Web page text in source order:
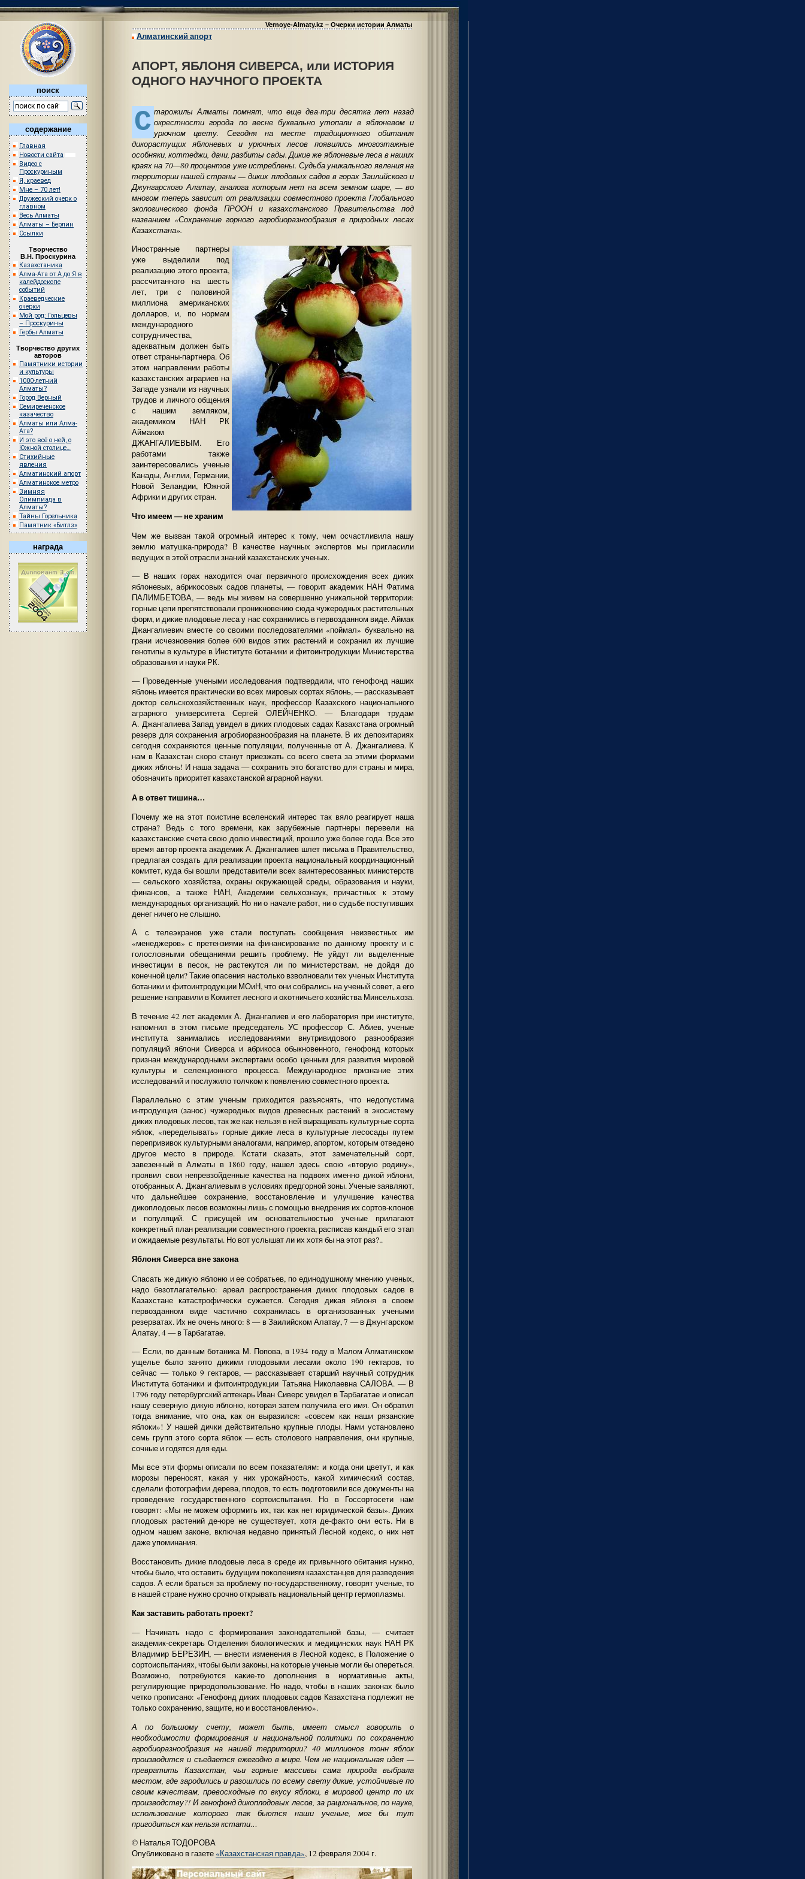
поиск
содержание
Главная
Новости сайта
Видео с
Проскуриным
Я, краевед
Мне – 70 лет!
Дружеский очерк о
главном
Весь Алматы
Алматы – Берлин
Ссылки
Творчество
В.Н. Проскурина
Казахстаника
Алма-Ата от А до Я в
калейдоскопе
событий
Краеведческие
очерки
Мой род: Гольцевы
– Проскурины
Гербы Алматы
Творчество других
авторов
Памятники истории
и культуры
1000-летний
Алматы?
Город Верный
Семиреченское
казачество
Алматы или Алма-
Ата?
И это всё о ней, о
Южной столице…
Стихийные
явления
Алматинский апорт
Алматинское метро
Зимняя
Олимпиада в
Алматы?
Тайны Горельника
Памятник «Битлз»
награда
Vernoye-Almaty.kz – Очерки истории Алматы
Алматинский апорт
АПОРТ, ЯБЛОНЯ СИВЕРСА, или ИСТОРИЯ
ОДНОГО НАУЧНОГО ПРОЕКТА
С тарожилы Алматы помнят, что еще два-три десятка лет назад
окрестности города по весне буквально утопали в яблоневом и
урючном цвету. Сегодня на месте традиционного обитания
дикорастущих яблоневых и урючных лесов появились многоэтажные
особняки, коттеджи, дачи, разбиты сады. Дикие же яблоневые леса в наших
краях на 70—80 процентов уже истреблены. Судьба уникального явления на
территории нашей страны — диких плодовых садов в горах Заилийского и
Джунгарского Алатау, аналога которым нет на всем земном шаре, — во
многом теперь зависит от реализации совместного проекта Глобального
экологического фонда ПРООН и казахстанского Правительства под
названием «Сохранение горного агробиоразнообразия в природных лесах
Казахстана».
Иностранные партнеры
уже выделили под
реализацию этого проекта,
рассчитанного на шесть
лет, три с половиной
миллиона американских
долларов, и, по нормам
международного
сотрудничества,
адекватным должен быть
ответ страны-партнера. Об
этом направлении работы
казахстанских аграриев на
Западе узнали из научных
трудов и личного общения
с нашим земляком,
академиком НАН РК
Аймаком
ДЖАНГАЛИЕВЫМ. Его
работами также
заинтересовались ученые
Канады, Англии, Германии,
Новой Зеландии, Южной
Африки и других стран.
Что имеем — не храним
Чем же вызван такой огромный интерес к тому, чем осчастливила нашу
землю матушка-природа? В качестве научных экспертов мы пригласили
ведущих в этой отрасли знаний казахстанских ученых.
— В наших горах находится очаг первичного происхождения всех диких
яблоневых, абрикосовых садов планеты, — говорит академик НАН Фатима
ПАЛИМБЕТОВА, — ведь мы живем на совершенно уникальной территории:
горные цепи препятствовали проникновению сюда чужеродных растительных
форм, и дикие плодовые леса у нас сохранились в первозданном виде. Аймак
Джангалиевич вместе со своими последователями «поймал» буквально на
грани исчезновения более 600 видов этих растений и сохранил их лучшие
генотипы в культуре в Институте ботаники и фитоинтродукции Министерства
образования и науки РК.
— Проведенные учеными исследования подтвердили, что генофонд наших
яблонь имеется практически во всех мировых сортах яблонь, — рассказывает
доктор сельскохозяйственных наук, профессор Казахского национального
аграрного университета Сергей ОЛЕЙЧЕНКО. — Благодаря трудам
А. Джангалиева Запад увидел в диких плодовых садах Казахстана огромный
резерв для сохранения агробиоразнообразия на планете. В их депозитариях
сегодня сохраняются ценные популяции, полученные от А. Джангалиева. К
нам в Казахстан скоро станут приезжать со всего света за этими формами
диких яблонь! И наша задача — сохранить это богатство для страны и мира,
обозначить приоритет казахстанской аграрной науки.
А в ответ тишина…
Почему же на этот поистине вселенский интерес так вяло реагирует наша
страна? Ведь с того времени, как зарубежные партнеры перевели на
казахстанские счета свою долю инвестиций, прошло уже более года. Все это
время автор проекта академик А. Джангалиев шлет письма в Правительство,
предлагая создать для реализации проекта национальный координационный
комитет, куда бы вошли представители всех заинтересованных министерств
— сельского хозяйства, охраны окружающей среды, образования и науки,
финансов, а также НАН, Академии сельхознаук, причастных к этому
международных организаций. Но ни о начале работ, ни о судьбе поступивших
денег ничего не слышно.
А с телеэкранов уже стали поступать сообщения неизвестных им
«менеджеров» с претензиями на финансирование по данному проекту и с
голословными обещаниями решить проблему. Не уйдут ли выделенные
инвестиции в песок, не растекутся ли по министерствам, не дойдя до
конечной цели? Такие опасения настолько взволновали тех ученых Института
ботаники и фитоинтродукции МОиН, что они собрались на ученый совет, а его
решение направили в Комитет лесного и охотничьего хозяйства Минсельхоза.
В течение 42 лет академик А. Джангалиев и его лаборатория при институте,
напомнил в этом письме председатель УС профессор С. Абиев, ученые
института занимались исследованиями внутривидового разнообразия
популяций яблони Сиверса и абрикоса обыкновенного, генофонд которых
признан международными экспертами особо ценным для развития мировой
культуры и селекционного процесса. Международное признание этих
исследований и послужило толчком к появлению совместного проекта.
Параллельно с этим ученым приходится разъяснять, что недопустима
интродукция (занос) чужеродных видов древесных растений в экосистему
диких плодовых лесов, так же как нельзя в ней выращивать культурные сорта
яблок, «переделывать» горные дикие леса в культурные лесосады путем
перепрививок культурными аналогами, например, апортом, которым отведено
другое место в природе. Кстати сказать, этот замечательный сорт,
завезенный в Алматы в 1860 году, нашел здесь свою «вторую родину»,
проявил свои непревзойденные качества на подвоях именно дикой яблони,
отобранных А. Джангалиевым в условиях предгорной зоны. Ученые заявляют,
что дальнейшее сохранение, восстановление и улучшение качества
дикоплодовых лесов возможны лишь с помощью внедрения их сортов-клонов
и популяций. С присущей им основательностью ученые прилагают
конкретный план реализации совместного проекта, расписав каждый его этап
и ожидаемые результаты. Но вот услышат ли их хотя бы на этот раз?..
Яблоня Сиверса вне закона
Спасать же дикую яблоню и ее собратьев, по единодушному мнению ученых,
надо безотлагательно: ареал распространения диких плодовых садов в
Казахстане катастрофически сужается. Сегодня дикая яблоня в своем
первозданном виде частично сохранилась в организованных учеными
резерватах. Их не очень много: 8 — в Заилийском Алатау, 7 — в Джунгарском
Алатау, 4 — в Тарбагатае.
— Если, по данным ботаника М. Попова, в 1934 году в Малом Алматинском
ущелье было занято дикими плодовыми лесами около 190 гектаров, то
сейчас — только 9 гектаров, — рассказывает старший научный сотрудник
Института ботаники и фитоинтродукции Татьяна Николаевна САЛОВА. — В
1796 году петербургский аптекарь Иван Сиверс увидел в Тарбагатае и описал
нашу северную дикую яблоню, которая затем получила его имя. Он обратил
тогда внимание, что она, как он выразился: «совсем как наши рязанские
яблоки»! У нашей дички действительно крупные плоды. Нами установлено
семь групп этого сорта яблок — есть столового направления, они крупные,
сочные и годятся для еды.
Мы все эти формы описали по всем показателям: и когда они цветут, и как
морозы переносят, какая у них урожайность, какой химический состав,
сделали фотографии дерева, плодов, то есть подготовили все документы на
проведение государственного сортоиспытания. Но в Госсортосети нам
говорят: «Мы не можем оформить их, так как нет юридической базы». Диких
плодовых растений де-юре не существует, хотя де-факто они есть. Ни в
одном нашем законе, включая недавно принятый Лесной кодекс, о них нет
даже упоминания.
Восстановить дикие плодовые леса в среде их привычного обитания нужно,
чтобы было, что оставить будущим поколениям казахстанцев для разведения
садов. А если браться за проблему по-государственному, говорят ученые, то
в нашей стране нужно срочно открывать национальный центр гермоплазмы.
Как заставить работать проект?
— Начинать надо с формирования законодательной базы, — считает
академик-секретарь Отделения биологических и медицинских наук НАН РК
Владимир БЕРЕЗИН, — внести изменения в Лесной кодекс, в Положение о
сортоиспытаниях, чтобы были законы, на которые ученые могли бы опереться.
Возможно, потребуются какие-то дополнения в нормативные акты,
регулирующие природопользование. Но надо, чтобы в наших законах было
четко прописано: «Генофонд диких плодовых садов Казахстана подлежит не
только сохранению, защите, но и восстановлению».
А по большому счету, может быть, имеет смысл говорить о
необходимости формирования и национальной политики по сохранению
агробиоразнообразия на нашей территории? 40 миллионов тонн яблок
производится и съедается ежегодно в мире. Чем не национальная идея —
превратить Казахстан, чьи горные массивы сама природа выбрала
местом, где зародились и разошлись по всему свету дикие, устойчивые по
своим качествам, превосходные по вкусу яблоки, в мировой центр по их
производству?! И генофонд дикоплодовых лесов, за рациональное, по науке,
использование которого так бьются наши ученые, мог бы тут
пригодиться как нельзя кстати…
© Наталья ТОДОРОВА
Опубликовано в газете «Казахстанская правда», 12 февраля 2004 г.